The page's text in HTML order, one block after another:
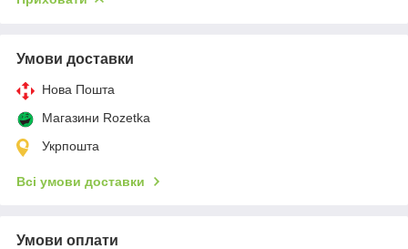
Умови доставки
Нова Пошта
Магазини Rozetka
Укрпошта
Всі умови доставки
Умови оплати